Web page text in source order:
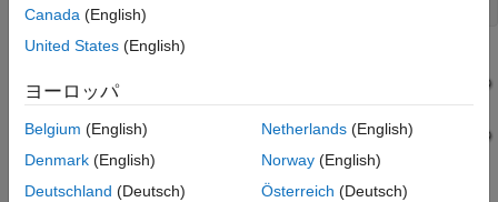
Code Generation
Generate Code for the Subsystem
See Also
Canada (English)
United States (English)
ヨーロッパ
Belgium (English)
Denmark (English)
Deutschland (Deutsch)
Netherlands(English)
Norway(English)
Österreich (Deutsch)